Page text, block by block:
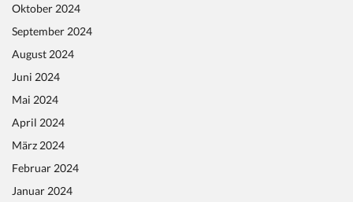
Oktober 2024
September 2024
August 2024
Juni 2024
Mai 2024
April 2024
März 2024
Februar 2024
Januar 2024